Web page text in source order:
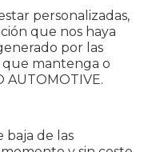
personalizadas,
que nos haya
por las
mantenga o
AUTOMOTIVE.
baja de las